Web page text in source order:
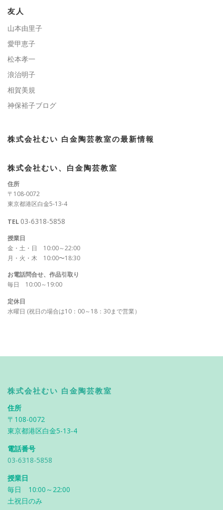
ー
友人
山本由里子
愛甲恵子
松本孝一
浪治明子
相賀美規
神保裕子ブログ
株式会社むい 白金陶芸教室の最新情報
株式会社むい、白金陶芸教室
住所
〒108-0072
東京都港区白金5-13-4
TEL 03-6318-5858
授業日
金・土・日 10:00～22:00
月・火・木 10:00〜18:30
お電話問合せ、作品引取り
毎日 10:00～19:00
定休日
水曜日 (祝日の場合は10：00～18：30まで営業）
株式会社むい 白金陶芸教室
住所
〒108-0072
東京都港区白金5-13-4
電話番号
03-6318-5858
授業日
毎日 10:00～22:00
土祝日のみ